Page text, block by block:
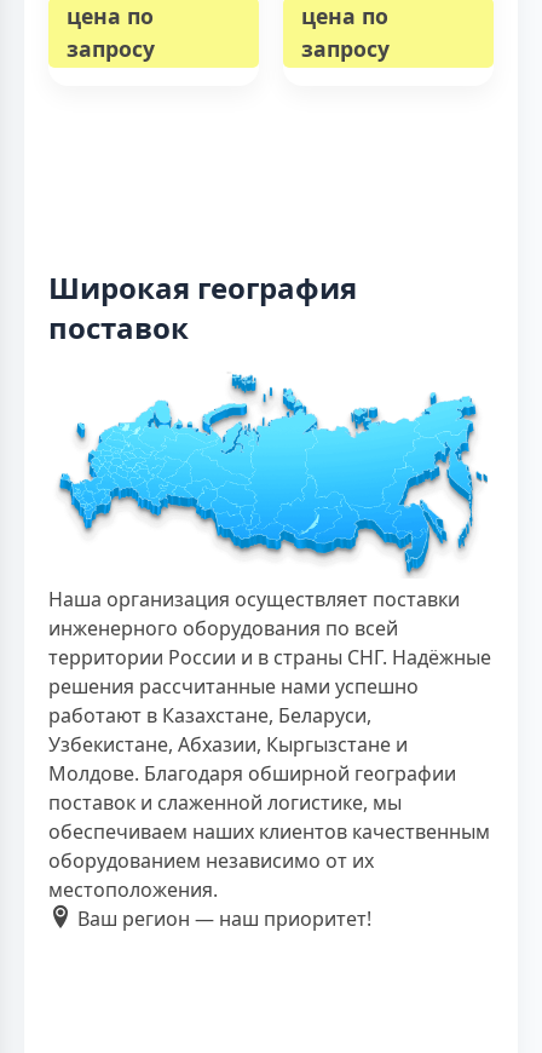
цена по
запросу
цена по
запросу
Широкая география
поставок
Наша организация осуществляет поставки
инженерного оборудования по всей
территории России и в страны СНГ. Надёжные
решения рассчитанные нами успешно
работают в Казахстане, Беларуси,
Узбекистане, Абхазии, Кыргызстане и
Молдове. Благодаря обширной географии
поставок и слаженной логистике, мы
обеспечиваем наших клиентов качественным
оборудованием независимо от их
местоположения.
Ваш регион — наш приоритет!